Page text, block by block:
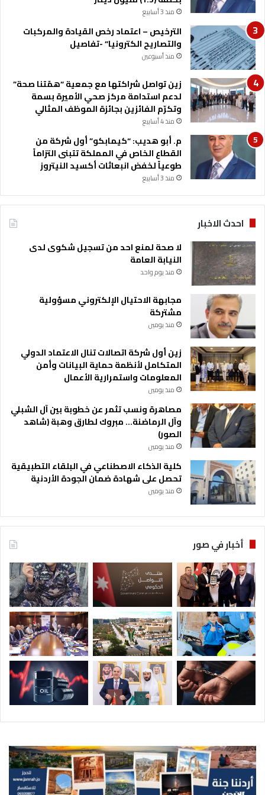
منذ 3 أسابيع
الترخيص – اعتماد رخص القيادة والمركبات
والتصاريح الكترونيا” -تفاصيل
منذ أسبوعين
زين تواصل شراكتها مع جمعية “همّتنا صحة”
لدعم استدامة مركز صحي الأميرة بسمة
وتكرّم الفائزين بجائزة الموظف المثالي
منذ 4 أسابيع
م. أبو هديب: “كيمابكو” أول شركة من
القطاع الخاص في المملكة تتبنى التزاماً
طوعياً لخفض انبعاثات أكسيد النيتروز
منذ 3 أسابيع
احدث الاخبار
لا صحة لمنع احد من تسجيل شكوى لدى
النيابة العامة
منذ يوم واحد
مجابهة الاحتيال الإلكتروني مسؤولية
مشتركة
منذ يومين
زين أول شركة اتصالات تنال الاعتماد الدولي
المتكامل لأنظمة حماية البيانات وأمن
المعلومات واستمرارية الأعمال
منذ يومين
مصاهرة ونسب تثمر عن خطوبة بين آل الشبلي
وآل الرماضنة… مبروك لطارق وهبة (شاهد
الصور)
منذ يومين
كلية الذكاء الاصطناعي في البلقاء التطبيقية
تحصل على شهادة ضمان الجودة الأردنية
منذ يومين
أخبار في صور